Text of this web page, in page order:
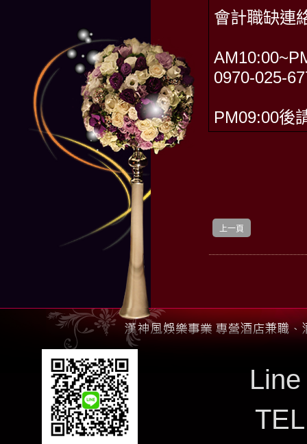
會計職缺連
0970-025-
PM09:00後
上一頁